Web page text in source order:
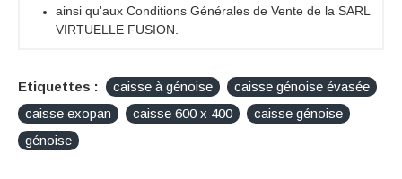
ainsi qu'aux Conditions Générales de Vente de la SARL
VIRTUELLE FUSION.
Etiquettes : caisse à génoise
caisse génoise évasée
caisse exopan
caisse 600 x 400
caisse génoise
génoise